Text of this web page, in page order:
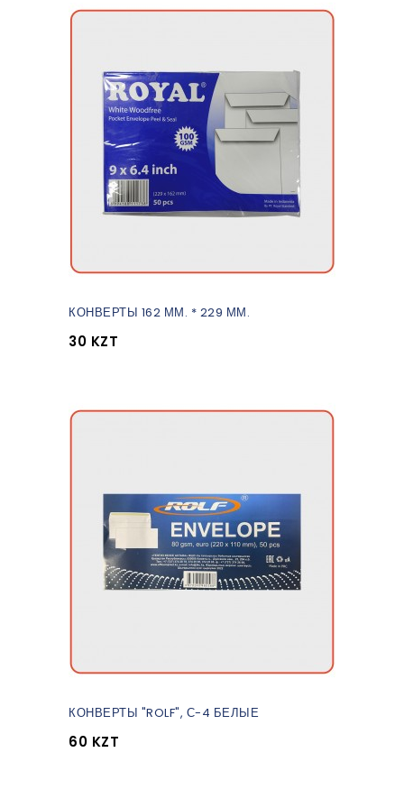
КОНВЕРТЫ 162 ММ. * 229 ММ.
30 KZT
КОНВЕРТЫ "ROLF", С-4 БЕЛЫЕ
60 KZT